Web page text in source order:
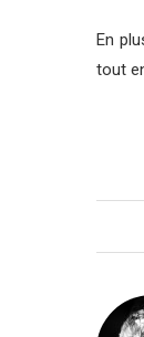
En
tout